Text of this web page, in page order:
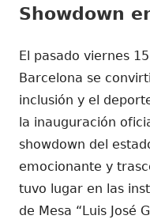
Showdown
El pasado viernes
Barcelona se
inclusión y el
la inauguración
showdown del
emocionante y
tuvo lugar en las
de Mesa “Luis José